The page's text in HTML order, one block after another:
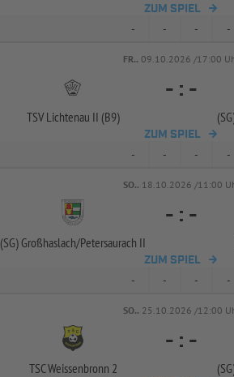
ZUM SPIEL
- - - -
FR.. 09.10.2026 /17:00
TSV Lichtenau II (B9)
- : -
ZUM SPIEL
- - - -
SO.. 18.10.2026 /11:00
(SG) Großhaslach/Petersaurach II
- : -
ZUM SPIEL
- - - -
SO.. 25.10.2026 /12:00
TSC Weissenbronn 2
- : -